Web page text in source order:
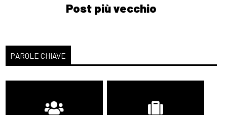
Post più vecchio
PAROLE CHIAVE